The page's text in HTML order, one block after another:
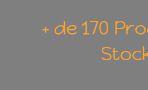
+ de 170